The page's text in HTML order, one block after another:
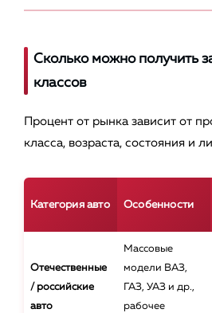
Сколько можно получить
классов
Процент от рынка зависит от
класса, возраста, состояния и
Категория авто Особенности
Отечественные
/ российские
авто
Массовые
модели ВАЗ,
ГАЗ, УАЗ и др.,
рабочее